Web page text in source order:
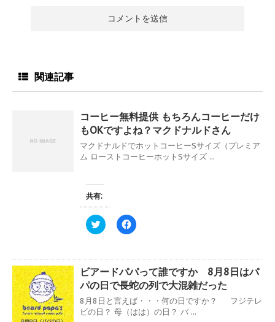
関連記事
コーヒー無料提供 もちろんコーヒーだけ
もOKですよね？マクドナルドさん
マクドナルドでホットコーヒーSサイズ（プレミア
ム ローストコーヒーホットSサイズ ...
共有:
ク
リ
て
T
w
i
t
e
r
F
a
o
o
k
で
有
す
る
ビアードパパって誰ですか 8月8日はパ
パの日で長蛇の列で大混雑だった
8月8日と言えば・・・何の日ですか？ フジテレ
ビの日？ 母（はは）の日？ バ ...